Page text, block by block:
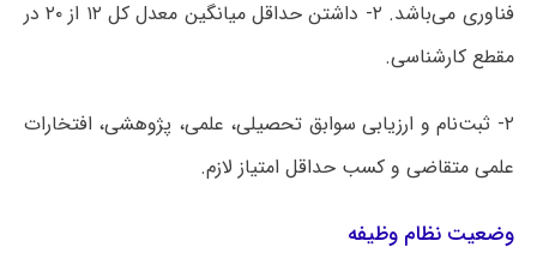
فناوری می‌باشد. ۲- داشتن حداقل میانگین معدل کل ۱۲ از ۲۰ در
مقطع کارشناسی.
۲- ثبت‌نام و ارزیابی سوابق تحصیلی، علمی، پژوهشی، افتخارات
علمی متقاضی و کسب حداقل امتیاز لازم.
وضعیت نظام وظیفه